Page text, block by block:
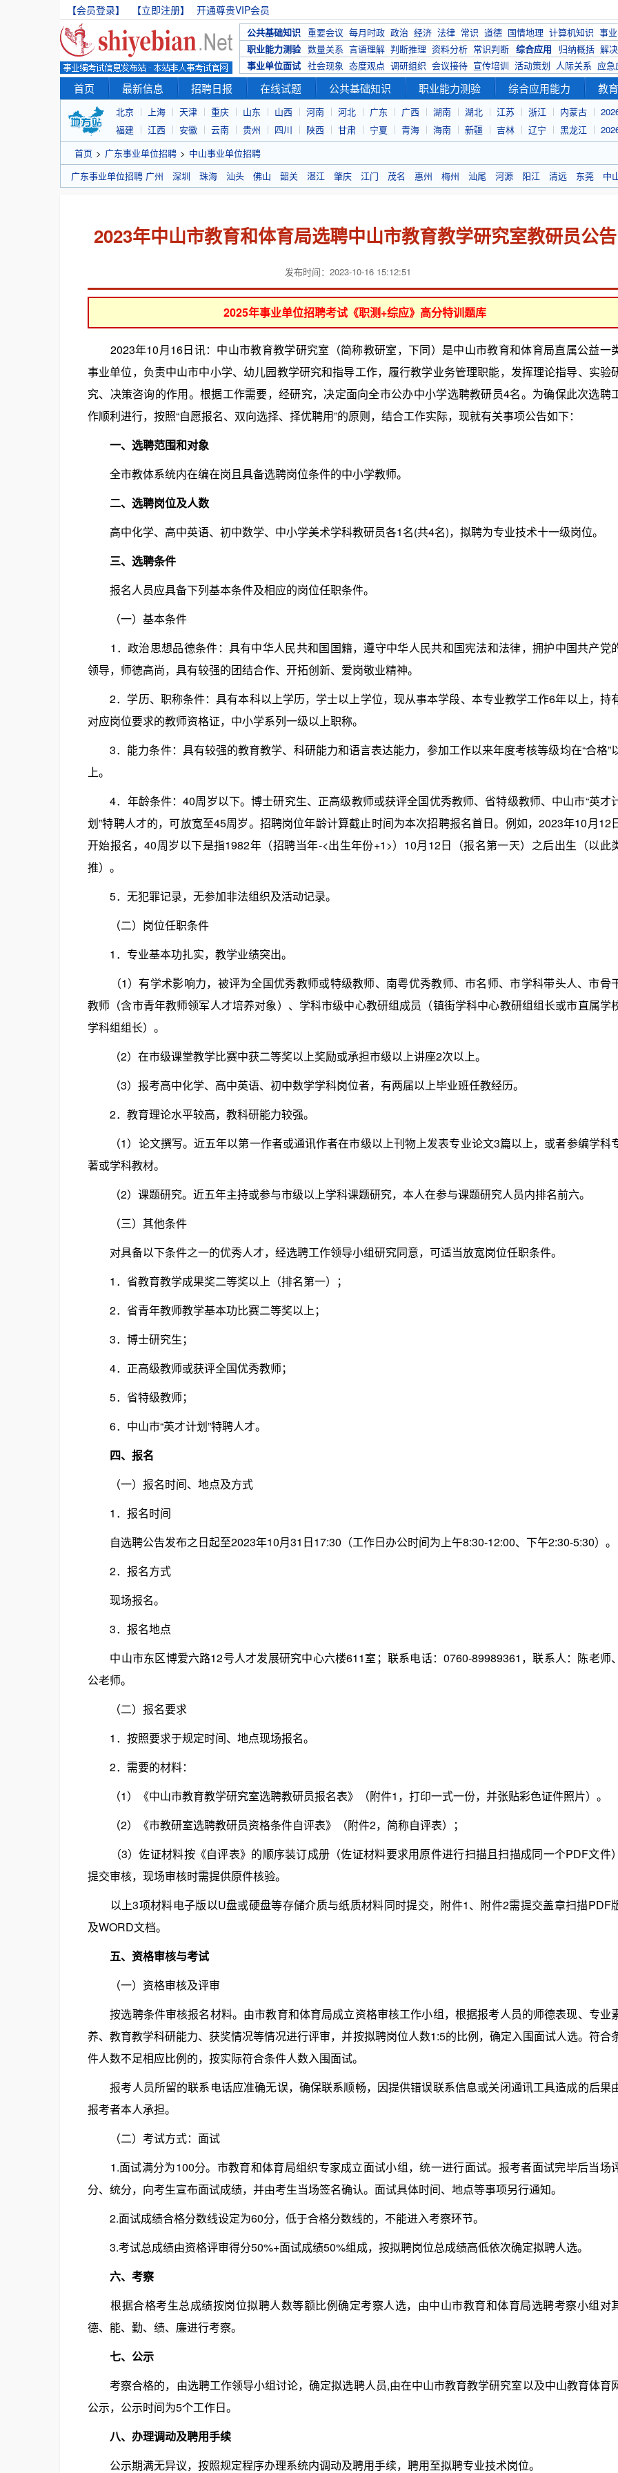
【会员登录】 【立即注册】 开通尊贵VIP会员
公共基础知识 重要会议 每月时政 政治 经济 法律 常识 道德 国情地理 计算机知识 事
职业能力测验 数量关系 言语理解 判断推理 资料分析 常识判断 综合应用 归纳概括 解
事业单位面试 社会现象 态度观点 调研组织 会议接待 宣传培训 活动策划 人际关系 应急
首页 最新信息 招聘日报 在线试题 公共基础知识 职业能力测验 综合应用能力 教
北京 上海 天津 重庆 山东 山西 河南 河北 广东 广西 湖南 湖北 江苏 浙江 内蒙古
福建
江西 安徽 云南 贵州 四川 陕西 甘肃 宁夏 青海 海南 新疆 吉林 辽宁 黑龙江
首页 > 广东事业单位招聘 > 中山事业单位招聘
广东事业单位招聘 广州 深圳 珠海 汕头 佛山 韶关 湛江 肇庆 江门 茂名 惠州 梅州 汕尾 河源 阳江 清远 东莞 中
2023年中山市教育和体育局选聘中山市教育教学研究室教研员公告
发布时间：2023-10-16 15:12:51
2025年事业单位招聘考试《职测+综应》高分特训题库
2023年10月16日讯：中山市教育教学研究室（简称教研室，下同）是中山市教育和体育局直属公益一
事业单位，负责中山市中小学、幼儿园教学研究和指导工作，履行教学业务管理职能，发挥理论指导、实验
究、决策咨询的作用。根据工作需要，经研究，决定面向全市公办中小学选聘教研员4名。为确保此次选聘
作顺利进行，按照“自愿报名、双向选择、择优聘用”的原则，结合工作实际，现就有关事项公告如下：
一、选聘范围和对象
全市教体系统内在编在岗且具备选聘岗位条件的中小学教师。
二、选聘岗位及人数
高中化学、高中英语、初中数学、中小学美术学科教研员各1名(共4名)，拟聘为专业技术十一级岗位。
三、选聘条件
报名人员应具备下列基本条件及相应的岗位任职条件。
（一）基本条件
1．政治思想品德条件：具有中华人民共和国国籍，遵守中华人民共和国宪法和法律，拥护中国共产党
领导，师德高尚，具有较强的团结合作、开拓创新、爱岗敬业精神。
2．学历、职称条件：具有本科以上学历，学士以上学位，现从事本学段、本专业教学工作6年以上，持
对应岗位要求的教师资格证，中小学系列一级以上职称。
3．能力条件：具有较强的教育教学、科研能力和语言表达能力，参加工作以来年度考核等级均在“合格”
上。
4．年龄条件：40周岁以下。博士研究生、正高级教师或获评全国优秀教师、省特级教师、中山市“英才
划”特聘人才的，可放宽至45周岁。招聘岗位年龄计算截止时间为本次招聘报名首日。例如，2023年10月12
开始报名，40周岁以下是指1982年（招聘当年-<出生年份+1>）10月12日（报名第一天）之后出生（以此
推）。
5．无犯罪记录，无参加非法组织及活动记录。
（二）岗位任职条件
1．专业基本功扎实，教学业绩突出。
（1）有学术影响力，被评为全国优秀教师或特级教师、南粤优秀教师、市名师、市学科带头人、市骨
教师（含市青年教师领军人才培养对象）、学科市级中心教研组成员（镇街学科中心教研组组长或市直属学
学科组组长）。
（2）在市级课堂教学比赛中获二等奖以上奖励或承担市级以上讲座2次以上。
（3）报考高中化学、高中英语、初中数学学科岗位者，有两届以上毕业班任教经历。
2．教育理论水平较高，教科研能力较强。
（1）论文撰写。近五年以第一作者或通讯作者在市级以上刊物上发表专业论文3篇以上，或者参编学科
著或学科教材。
（2）课题研究。近五年主持或参与市级以上学科课题研究，本人在参与课题研究人员内排名前六。
（三）其他条件
对具备以下条件之一的优秀人才，经选聘工作领导小组研究同意，可适当放宽岗位任职条件。
1．省教育教学成果奖二等奖以上（排名第一）；
2．省青年教师教学基本功比赛二等奖以上；
3．博士研究生；
4．正高级教师或获评全国优秀教师；
5．省特级教师；
6．中山市“英才计划”特聘人才。
四、报名
（一）报名时间、地点及方式
1．报名时间
自选聘公告发布之日起至2023年10月31日17:30（工作日办公时间为上午8:30-12:00、下午2:30-5:30）。
2．报名方式
现场报名。
3．报名地点
中山市东区博爱六路12号人才发展研究中心六楼611室；联系电话：0760-89989361，联系人：陈老师
公老师。
（二）报名要求
1．按照要求于规定时间、地点现场报名。
2．需要的材料：
（1）《中山市教育教学研究室选聘教研员报名表》（附件1，打印一式一份，并张贴彩色证件照片）。
（2）《市教研室选聘教研员资格条件自评表》（附件2，简称自评表）；
（3）佐证材料按《自评表》的顺序装订成册（佐证材料要求用原件进行扫描且扫描成同一个PDF文件
提交审核，现场审核时需提供原件核验。
以上3项材料电子版以U盘或硬盘等存储介质与纸质材料同时提交，附件1、附件2需提交盖章扫描PDF
及WORD文档。
五、资格审核与考试
（一）资格审核及评审
按选聘条件审核报名材料。由市教育和体育局成立资格审核工作小组，根据报考人员的师德表现、专业
养、教育教学科研能力、获奖情况等情况进行评审，并按拟聘岗位人数1:5的比例，确定入围面试人选。符合
件人数不足相应比例的，按实际符合条件人数入围面试。
报考人员所留的联系电话应准确无误，确保联系顺畅，因提供错误联系信息或关闭通讯工具造成的后果
报考者本人承担。
（二）考试方式：面试
1.面试满分为100分。市教育和体育局组织专家成立面试小组，统一进行面试。报考者面试完毕后当场
分、统分，向考生宣布面试成绩，并由考生当场签名确认。面试具体时间、地点等事项另行通知。
2.面试成绩合格分数线设定为60分，低于合格分数线的，不能进入考察环节。
3.考试总成绩由资格评审得分50%+面试成绩50%组成，按拟聘岗位总成绩高低依次确定拟聘人选。
六、考察
根据合格考生总成绩按岗位拟聘人数等额比例确定考察人选，由中山市教育和体育局选聘考察小组对
德、能、勤、绩、廉进行考察。
七、公示
考察合格的，由选聘工作领导小组讨论，确定拟选聘人员,由在中山市教育教学研究室以及中山教育体育
公示，公示时间为5个工作日。
八、办理调动及聘用手续
公示期满无异议，按照规定程序办理系统内调动及聘用手续，聘用至拟聘专业技术岗位。